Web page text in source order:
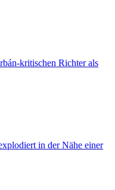
kritischen Richter als
in der Nähe einer